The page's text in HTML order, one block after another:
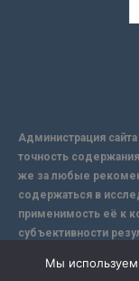
Администрация
точность
же за любые
содержаться в
применимость её к
субъективности
надежной защиты
Мы используем